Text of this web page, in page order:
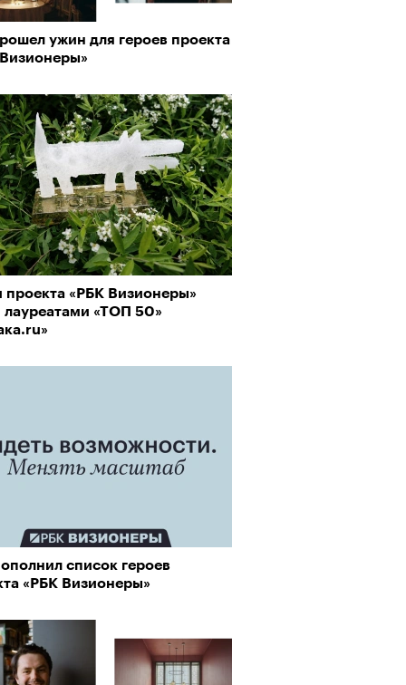
ужин для героев проекта
проекта «РБК Визионеры»
лауреатами «ТОП 50»
список героев
«РБК Визионеры»
и masters:dom
первую резиденцию
2025: объединение двух
и мир, в котором нет
2025: перестрелки в
и горизонтальные танцы в